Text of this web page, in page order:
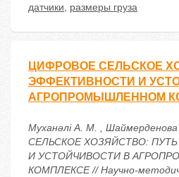
датчики, размеры груза
ЦИФРОВОЕ СЕЛЬСКОЕ
ЭФФЕКТИВНОСТИ И
АГРОПРОМЫШЛЕННОМ
Муханәлі А. М. ,
СЕЛЬСКОЕ ХОЗЯЙСТВО:
И УСТОЙЧИВОСТИ В
КОМПЛЕКСЕ // Научно-